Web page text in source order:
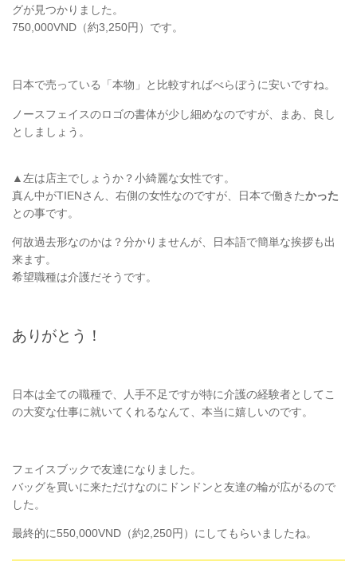
グが見つかりました。
750,000VND（約3,250円）です。
日本で売っている「本物」と比較すればべらぼうに安いですね。
ノースフェイスのロゴの書体が少し細めなのですが、まあ、良し
としましょう。
▲左は店主でしょうか？小綺麗な女性です。
真ん中がTIENさん、右側の女性なのですが、日本で働きたかった
との事です。
何故過去形なのかは？分かりませんが、日本語で簡単な挨拶も出
来ます。
希望職種は介護だそうです。
ありがとう！
日本は全ての職種で、人手不足ですが特に介護の経験者としてこ
の大変な仕事に就いてくれるなんて、本当に嬉しいのです。
フェイスブックで友達になりました。
バッグを買いに来ただけなのにドンドンと友達の輪が広がるので
した。
最終的に550,000VND（約2,250円）にしてもらいましたね。